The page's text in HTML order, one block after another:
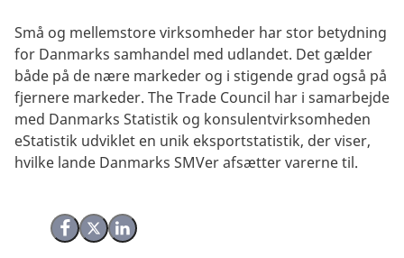
Del på Facebook
Del på X (Twitter)
Del på LinkedIn
Små og mellemstore virksomheder har stor betydning
for Danmarks samhandel med udlandet. Det gælder
både på de nære markeder og i stigende grad også på
fjernere markeder. The Trade Council har i samarbejde
med Danmarks Statistik og konsulentvirksomheden
eStatistik udviklet en unik eksportstatistik, der viser,
hvilke lande Danmarks SMVer afsætter varerne til.